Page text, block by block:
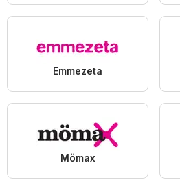
Emmezeta
Mömax